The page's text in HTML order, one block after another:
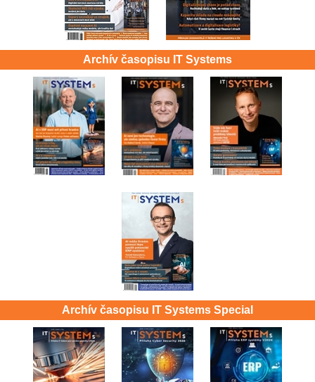
Archív časopisu IT Systems
Archív časopisu IT Systems Special